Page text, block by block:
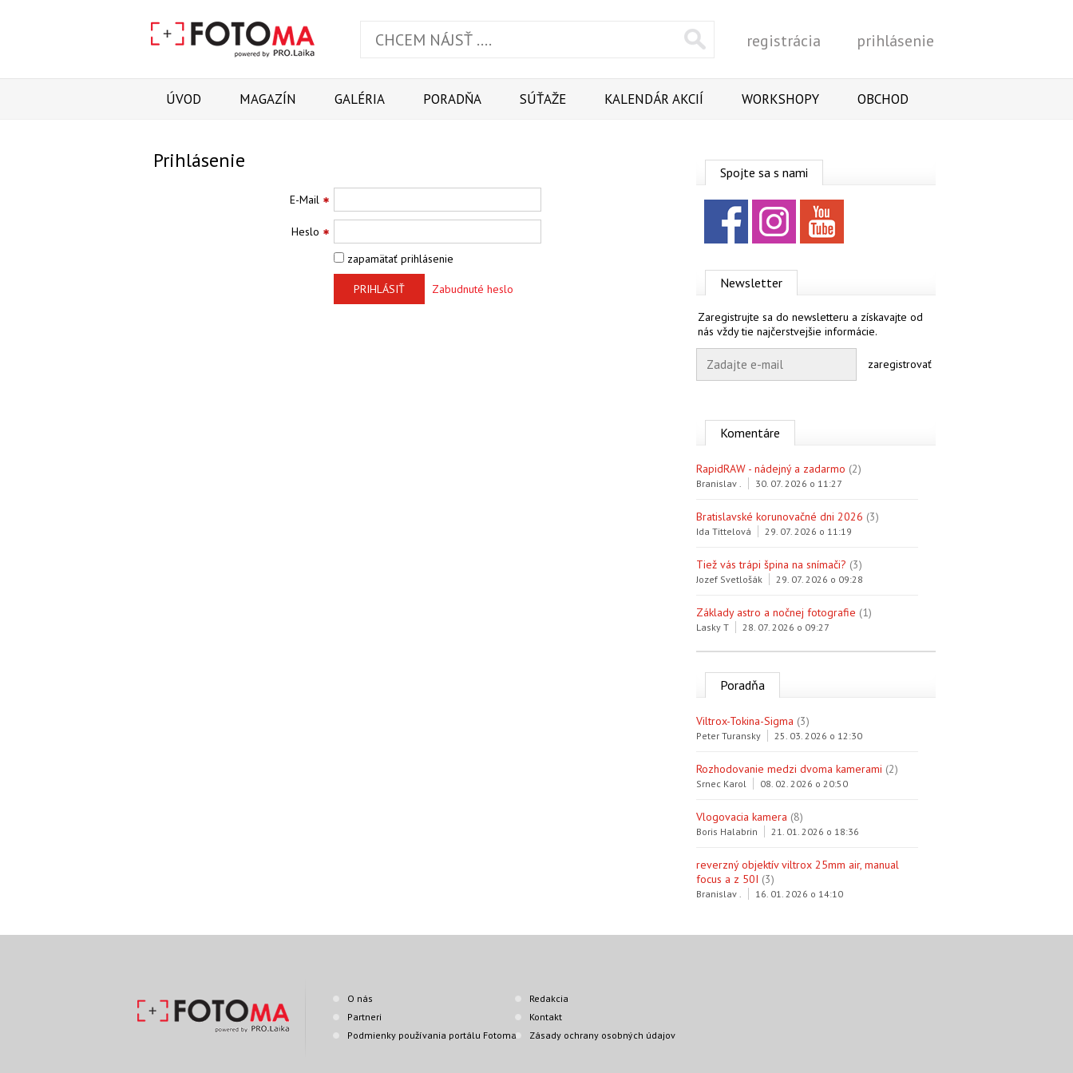
Vyhľadať
registrácia prihlásenie
ÚVOD MAGAZÍN GALÉRIA PORADŇA SÚŤAŽE KALENDÁR AKCIÍ WORKSHOPY OBCHOD
Prihlásenie
E-Mail
Heslo
zapamätať prihlásenie
PRIHLÁSIŤ Zabudnuté heslo
Spojte sa s nami
Facebook
Newsletter
Zaregistrujte sa do newsletteru a získavajte od
nás vždy tie najčerstvejšie informácie.
zaregistrovať
Komentáre
RapidRAW - nádejný a zadarmo (2)
Branislav . 30. 07. 2026 o 11:27
Bratislavské korunovačné dni 2026 (3)
Ida Tittelová 29. 07. 2026 o 11:19
Tiež vás trápi špina na snímači? (3)
Jozef Svetlošák 29. 07. 2026 o 09:28
Základy astro a nočnej fotografie (1)
Lasky T 28. 07. 2026 o 09:27
Poradňa
Viltrox-Tokina-Sigma (3)
Peter Turansky 25. 03. 2026 o 12:30
Rozhodovanie medzi dvoma kamerami (2)
Srnec Karol 08. 02. 2026 o 20:50
Vlogovacia kamera (8)
Boris Halabrin 21. 01. 2026 o 18:36
reverzný objektív viltrox 25mm air, manual
focus a z 50I (3)
Branislav . 16. 01. 2026 o 14:10
O nás
Redakcia
Partneri
Kontakt
Podmienky používania portálu Fotoma
Zásady ochrany osobných údajov